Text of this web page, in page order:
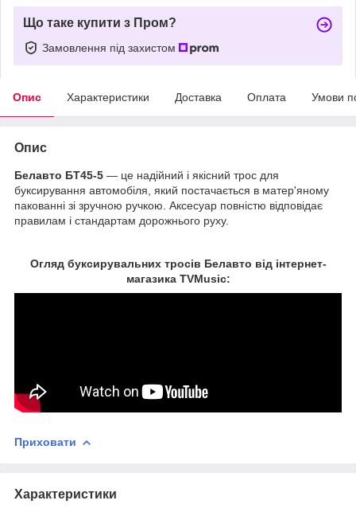
Що таке купити з Пром?
Замовлення під захистом
Опис Характеристики Доставка Оплата Умови
Опис
Белавто БТ45-5 ― це надійний і якісний трос для
буксирування автомобіля, який постачається в матер'яному
пакованні зі зручною ручкою. Аксесуар повністю відповідає
правилам і стандартам дорожнього руху.
Огляд буксирувальних тросів Белавто від інтернет-
магазика TVMusic:
Приховати
Характеристики